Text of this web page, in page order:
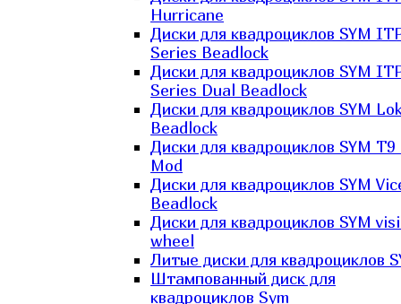
Hurricane
Диски для квадроциклов SYM
Series Beadlock
Диски для квадроциклов SYM
Series Dual Beadlock
Диски для квадроциклов SYM
Beadlock
Диски для квадроциклов SYM T9
Mod
Диски для квадроциклов SYM
Beadlock
Диски для квадроциклов SYM
wheel
Литые диски для квадроциклов
Штампованный диск для
квадроциклов Sym